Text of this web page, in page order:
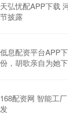
天弘忧配APP下载
节披露
低息配资平台APP
份，胡歌亲自为她
168配资网 智能工
发